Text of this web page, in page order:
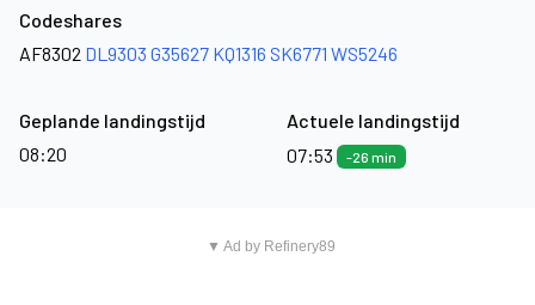
Codeshares
AF8302 DL9303 G35627 KQ1316 SK6771 WS5246
Geplande landingstijd
08:20
Actuele landingstijd
07:53
-26 min
▼ Ad by Refinery89